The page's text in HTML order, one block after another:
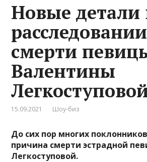
Новые детали
расследовании
смерти
Валентины
15.09.2021 Шоу-биз
До сих пор многих
причина смерти эстрадной
Легкоступовой.